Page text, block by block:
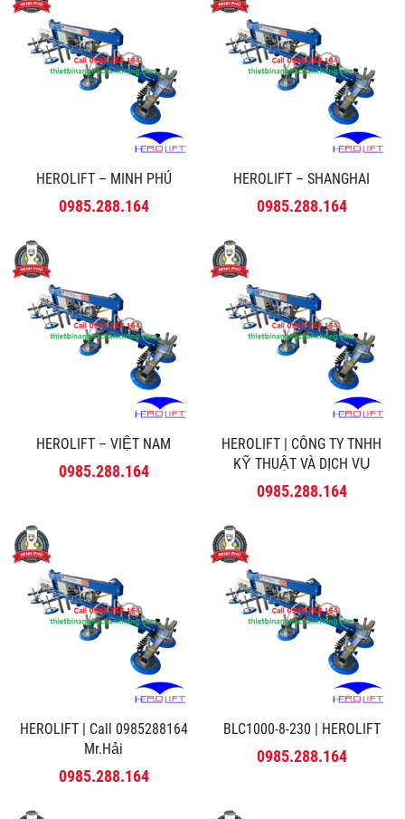
HEROLIFT – MINH PHÚ
0985.288.164
HEROLIFT – SHANGHAI
0985.288.164
HEROLIFT – VIỆT NAM
0985.288.164
HEROLIFT | CÔNG TY TNHH
KỸ THUẬT VÀ DỊCH VỤ
MINH PHÚ
0985.288.164
HEROLIFT | Call 0985288164
Mr.Hải
0985.288.164
BLC1000-8-230 | HEROLIFT
0985.288.164